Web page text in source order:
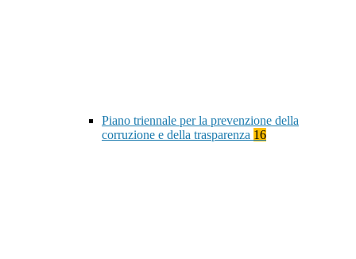
Piano triennale per la prevenzione della
corruzione e della trasparenza 16